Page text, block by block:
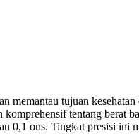
memantau tujuan
tentang berat
0,1 ons. Tingkat presisi ini